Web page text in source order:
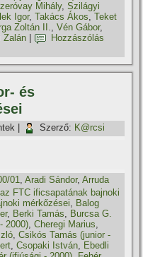
Mihály,Szilágyi
Igor,Takács Ákos,Teket
Zoltán II.,Vén Gábor,
Zalán
Hozzászólás
és
Szerző: K@rcsi
01,Aradi Sándor,Arruda
az FTC ificsapatának bajnoki
mérkőzései, Balog
, Berki Tamás, Burcsa G.
2000),Cheregi Marius,
,Csikós Tamás (junior -
,Csopaki István, Ebedli